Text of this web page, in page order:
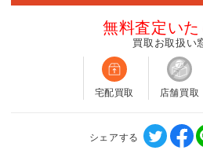
無料査定いた
買取お取扱い
宅配買取 店舗買取
シェアする